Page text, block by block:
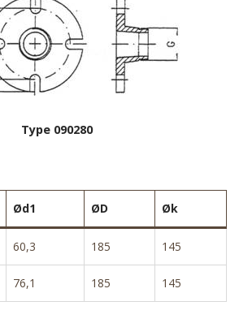
Type 090280
Ød1 ØD Øk
60,3 185 145
76,1 185 145